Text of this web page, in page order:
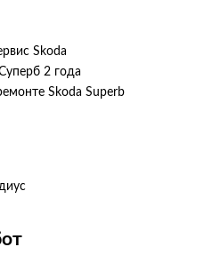
Skoda
2 года
Skoda Superb